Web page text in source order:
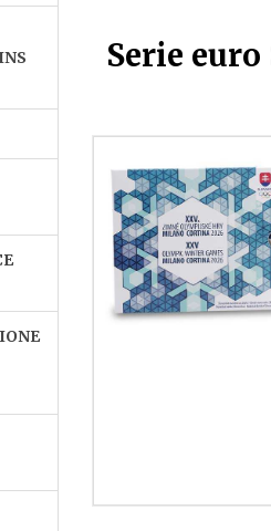
Serie